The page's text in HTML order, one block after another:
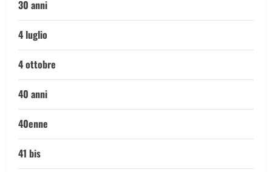
30 anni
4 luglio
4 ottobre
40 anni
40enne
41 bis